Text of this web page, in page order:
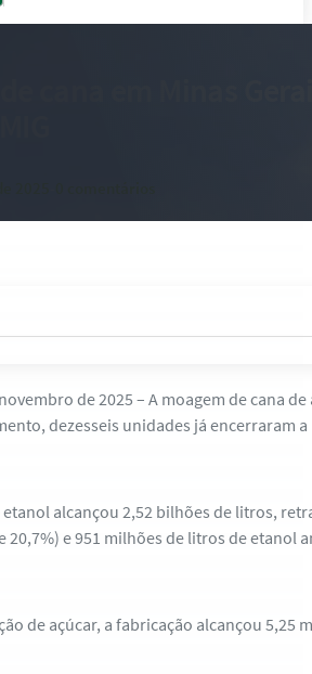
de 2025 – A moagem de cana
dezesseis unidades já encerraram
alcançou 2,52 bilhões de litros,
20,7%) e 951 milhões de litros de etanol
de açúcar, a fabricação alcançou